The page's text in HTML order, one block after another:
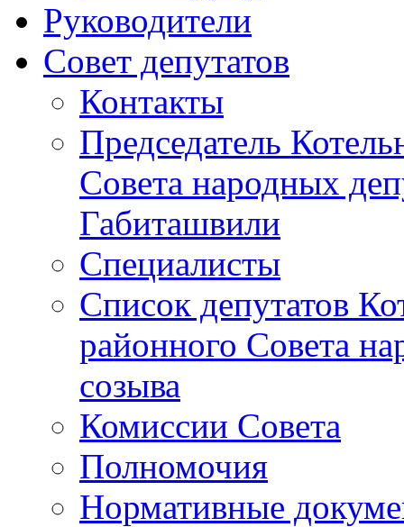
Руководители
Совет депутатов
Контакты
Председатель
Совета народных
Габиташвили
Специалисты
Список депутатов
районного Совета
созыва
Комиссии Совета
Полномочия
Нормативные